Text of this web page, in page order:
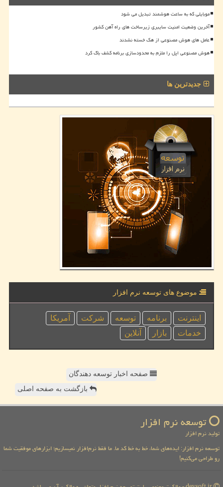
موبایلی که به ساعت هوشمند تبدیل می شود
آخرین وضعیت امنیت سایبری زیرساخت های راه آهن کشور
عامل های هوش مصنوعی از هک خسته نشدند
هوش مصنوعی اپل را ملزم به محدودسازی برنامه کشف باگ کرد
جدیدترین ها
موضوع های توسعه نرم افزار
اینترنت برنامه توسعه شركت
آمریكا
خدمات
بازار آنلاین
صفحه اخبار توسعه دهندگان
بازگشت به صفحه اصلی
توسعه نرم افزار
تولید نرم افزار
توسعه نرم افزار: ایده‌های شما، خط به خط کد ما. ما فقط نرم‌افزار نمیسازیم؛ ابزارهای موفقیت شما
رو طراحی می‌کنیم!